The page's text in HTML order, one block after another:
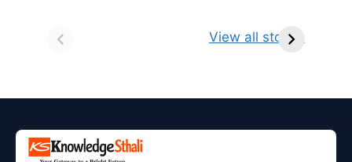
View all stories
किसे कहते है?
ज्योतिर्लिंग | नाम,